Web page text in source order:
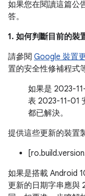
如果您在閱讀這篇公
答。
1. 如何判斷目前的裝
請參閱 Google 裝置
置的安全性修補程式
如果是 2023-
表 2023-11-01
都已解決。
提供這些更新的裝置
如果是搭載 Android
更新的日期字串應與